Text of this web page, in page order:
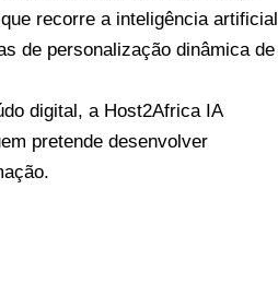
recorre a inteligência artificial
de personalização dinâmica de
digital, a Host2Africa IA
pretende desenvolver